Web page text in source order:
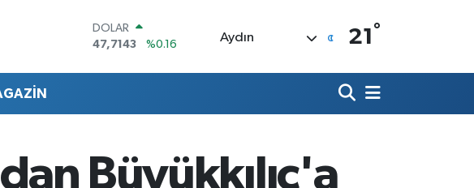
DOLAR
47,7143
%0.16
BİST100
13.799
%70
Aydın 21 °
Büyükkılıç'a